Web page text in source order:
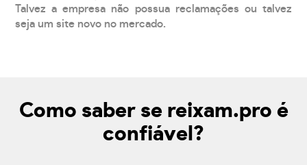
Talvez a empresa não possua reclamações ou talvez
seja um site novo no mercado.
Como saber se reixam.pro é
confiável?